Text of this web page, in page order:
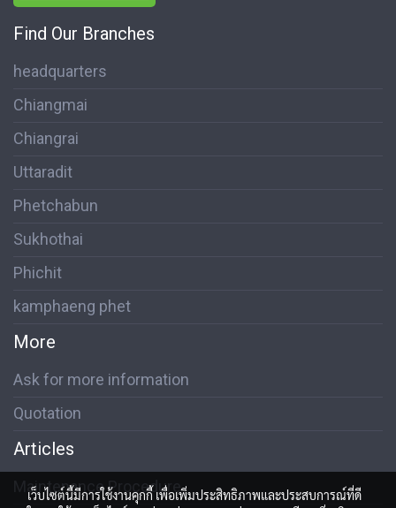
Find Our Branches
headquarters
Chiangmai
Chiangrai
Uttaradit
Phetchabun
Sukhothai
Phichit
kamphaeng phet
More
Ask for more information
Quotation
Articles
Maintenance Procedure
เว็บไซต์นี้มีการใช้งานคุกกี้ เพื่อเพิ่มประสิทธิภาพและประสบการณ์ที่ดี